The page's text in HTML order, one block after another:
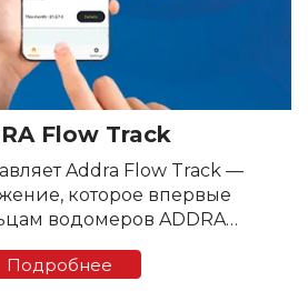
Flow Track
Addra Flow Track —
которое впервые
водомеров ADDRA
обеспечивает
Подробнее